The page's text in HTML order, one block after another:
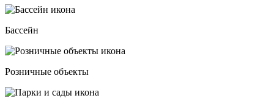
Бассейн
Розничные объекты